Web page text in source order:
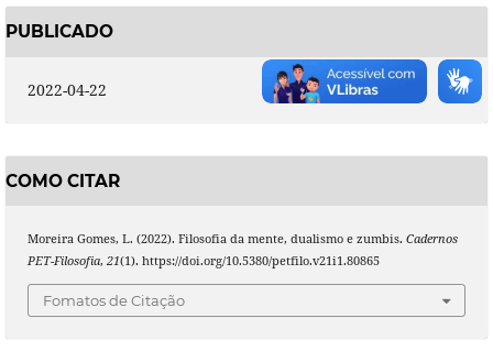
PUBLICADO
2022-04-22
COMO CITAR
Moreira Gomes, L. (2022). Filosofia da mente, dualismo e zumbis. Cadernos
PET-Filosofia, 21(1). https://doi.org/10.5380/petfilo.v21i1.80865
Fomatos de Citação